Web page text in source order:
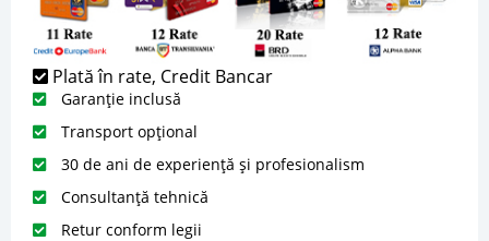
Plată în rate, Credit Bancar
Garanție inclusă
Transport opțional
30 de ani de experiență și profesionalism
Consultanță tehnică
Retur conform legii